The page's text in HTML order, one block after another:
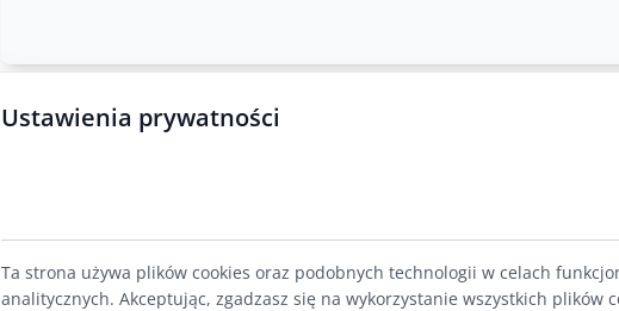
Ustawienia prywatności
Ta strona używa plików cookies oraz podobnych technologii w celach
analitycznych. Akceptując, zgadzasz się na wykorzystanie wszystkich plików